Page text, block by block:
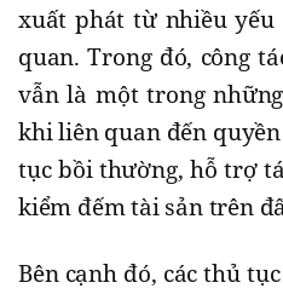
xuất phát từ nhiều
quan. Trong đó, công
vẫn là một trong
khi liên quan đến
tục bồi thường, hỗ trợ
kiểm đếm tài sản trên
Bên cạnh đó, các thủ